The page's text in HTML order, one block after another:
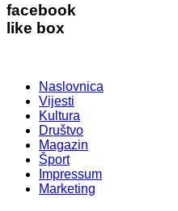
facebook
like box
Naslovnica
Vijesti
Kultura
Društvo
Magazin
Šport
Impressum
Marketing